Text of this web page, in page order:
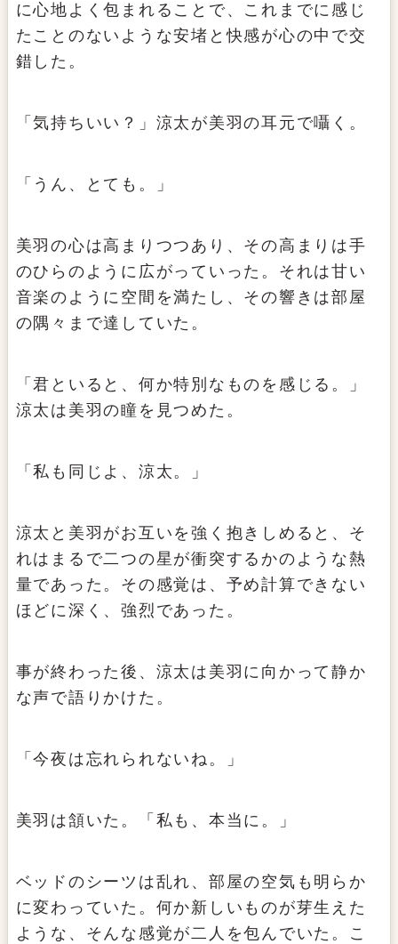
に心地よく包まれることで、これまでに感じ
たことのないような安堵と快感が心の中で交
錯した。
「気持ちいい？」涼太が美羽の耳元で囁く。
「うん、とても。」
美羽の心は高まりつつあり、その高まりは手
のひらのように広がっていった。それは甘い
音楽のように空間を満たし、その響きは部屋
の隅々まで達していた。
「君といると、何か特別なものを感じる。」
涼太は美羽の瞳を見つめた。
「私も同じよ、涼太。」
涼太と美羽がお互いを強く抱きしめると、そ
れはまるで二つの星が衝突するかのような熱
量であった。その感覚は、予め計算できない
ほどに深く、強烈であった。
事が終わった後、涼太は美羽に向かって静か
な声で語りかけた。
「今夜は忘れられないね。」
美羽は頷いた。「私も、本当に。」
ベッドのシーツは乱れ、部屋の空気も明らか
に変わっていた。何か新しいものが芽生えた
ような、そんな感覚が二人を包んでいた。こ